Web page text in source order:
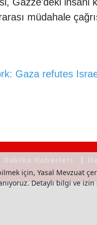
müdahale
Gaza refutes
için, Yasal Mevzuat
Detaylı bilgi ve
Dakika Haberleri ❙